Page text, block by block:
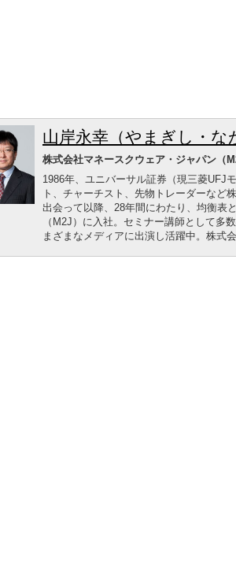
山岸永幸（やまぎし・な
株式会社マネースクウェア・ジャパン（
1986年、ユニバーサル証券（現三菱UFJ
ト、チャーチスト、先物トレーダーなど
出会って以降、28年間にわたり、均衡表
（M2J）に入社。セミナー講師として多
まざまなメディアに出演し活躍中。株式